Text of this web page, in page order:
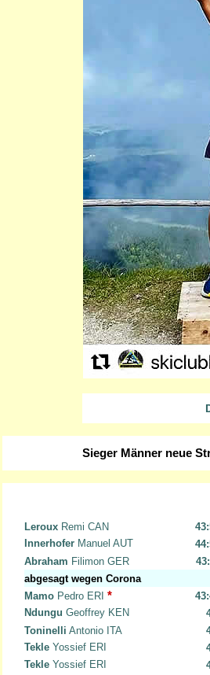
Sieger Männer neue
Leroux Remi CAN
Innerhofer Manuel AUT
Abraham Filimon GER
abgesagt wegen Corona
Mamo Pedro ERI *
Ndungu Geoffrey KEN
Toninelli Antonio ITA
Tekle Yossief ERI
Tekle Yossief ERI